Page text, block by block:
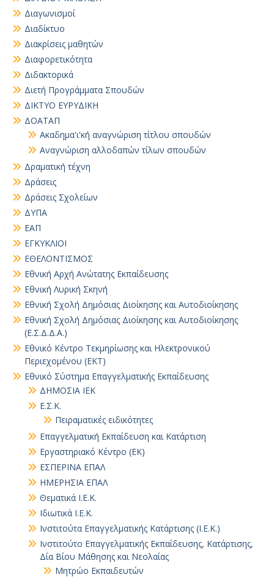
Διαγωνισμοί
Διαδίκτυο
Διακρίσεις μαθητών
Διαφορετικότητα
Διδακτορικά
Διετή Προγράμματα Σπουδών
ΔΙΚΤΥΟ ΕΥΡΥΔΙΚΗ
ΔΟΑΤΑΠ
Ακαδημα'ι'κή αναγνώριση τίτλου σπουδών
Αναγνώριση αλλοδαπών τίλων σπουδών
Δραματική τέχνη
Δράσεις
Δράσεις Σχολείων
ΔΥΠΑ
ΕΑΠ
ΕΓΚΥΚΛΙΟΙ
ΕΘΕΛΟΝΤΙΣΜΟΣ
Εθνική Αρχή Ανώτατης Εκπαίδευσης
Εθνική Λυρική Σκηνή
Εθνική Σχολή Δημόσιας Διοίκησης και Αυτοδιοίκησης
Εθνική Σχολή Δημόσιας Διοίκησης και Αυτοδιοίκησης
(Ε.Σ.Δ.Δ.Α.)
Εθνικό Κέντρο Τεκμηρίωσης και Ηλεκτρονικού
Περιεχομένου (ΕΚΤ)
Εθνικό Σύστημα Επαγγελματικής Εκπαίδευσης
ΔΗΜΟΣΙΑ ΙΕΚ
Ε.Σ.Κ.
Πειραματικές ειδικότητες
Επαγγελματική Εκπαίδευση και Κατάρτιση
Εργαστηριακό Κέντρο (ΕΚ)
ΕΣΠΕΡΙΝΑ ΕΠΑΛ
ΗΜΕΡΗΣΙΑ ΕΠΑΛ
Θεματικά Ι.Ε.Κ.
Ιδιωτικά Ι.Ε.Κ.
Ινστιτούτα Επαγγελματικής Κατάρτισης (Ι.Ε.Κ.)
Ινστιτούτο Επαγγελματικής Εκπαίδευσης, Κατάρτισης,
Δία Βίου Μάθησης και Νεολαίας
Μητρώο Εκπαιδευτών